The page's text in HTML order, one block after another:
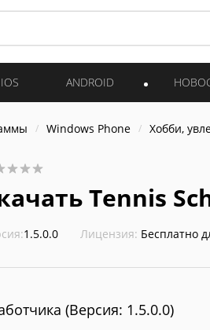
IOS ANDROID
Windows Phone Хобби,
Tennis
1.5.0.0 Лицензия: Бесплатно
(Версия: 1.5.0.0)